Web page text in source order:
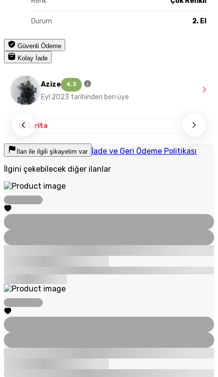
Durum 2. El
Güvenli Ödeme
Kolay İade
Azize 4.3
Eyl 2023 tarihinden beri üye
Harita
İlan ile ilgili şikayetim var İade ve Geri Ödeme Politikası
İlgini çekebilecek diğer ilanlar